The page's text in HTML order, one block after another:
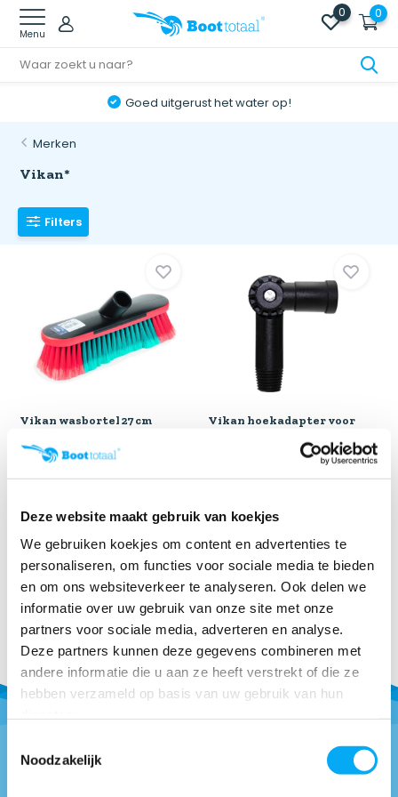
Deze website maakt gebruik van koekjes
We gebruiken koekjes om content en advertenties te
personaliseren, om functies voor sociale media te bieden
en om ons websiteverkeer te analyseren. Ook delen we
informatie over uw gebruik van onze site met onze
partners voor sociale media, adverteren en analyse.
Deze partners kunnen deze gegevens combineren met
andere informatie die u aan ze heeft verstrekt of die ze
hebben verzameld op basis van uw gebruik van hun
Noodzakelijk
Menu
0 0
Goed uitgerust het water op!
Merken
Vikan*
Filters
Vikan wasbortel 27 cm
voorkomt krassen op uw
€ 32,25
Vikan hoekadapter voor
€ 7,45